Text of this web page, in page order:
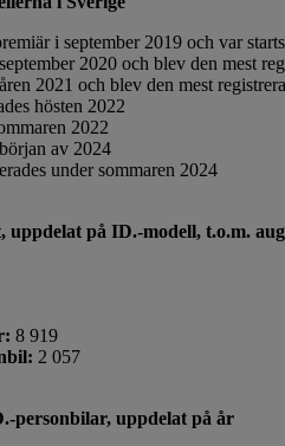
i september 2019 och var
2020 och blev den mest
2021 och blev den mest
hösten 2022
2022
av 2024
under sommaren 2024
på ID.-modell, t.o.m.
8 919
2 057
personbilar, uppdelat på år